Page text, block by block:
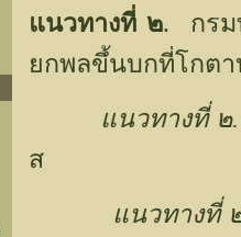
แนวทางที่ ๒. กรม
ยกพลขึ้นบกที่โกตา
แนวทางที่ ๒
ส
แนวทางที่